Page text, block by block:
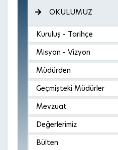
OKULUMUZ
Kuruluş - Tarihçe
Misyon - Vizyon
Müdürden
Geçmişteki Müdürler
Mevzuat
Değerlerimiz
Bülten